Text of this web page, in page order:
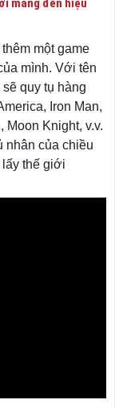
mang đến hiệu
một game
mình. Với tên
quy tụ hàng
Iron Man,
Moon Knight, v.v.
nhân của chiều
lấy thế giới